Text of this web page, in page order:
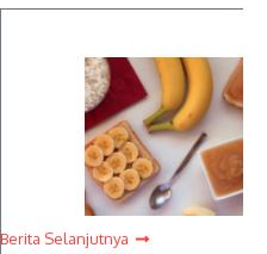
Berita Selanjutnya